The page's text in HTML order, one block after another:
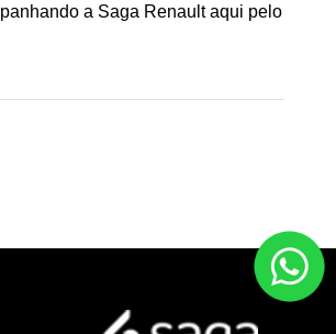
a Saga Renault aqui pelo